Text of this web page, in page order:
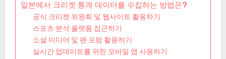
일본에서 크리켓 통계 데이터를 수집하는 방법은?
공식 크리켓 위원회 및 웹사이트 활용하기
스포츠 분석 플랫폼 접근하기
소셜 미디어 및 팬 포럼 활용하기
실시간 업데이트를 위한 모바일 앱 사용하기